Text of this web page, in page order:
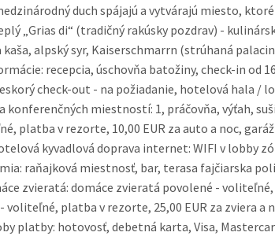
duch spájajú a vytvárajú miesto,
„Grias di“ (tradičný rakúsky pozdrav) -
alpský syr, Kaiserschmarrn (strúhaná
recepcia, úschovňa batožiny, check-in od
check-out - na požiadanie, hotelová hala /
konferenčných miestností: 1, práčovňa, výťah,
platba v rezorte, 10,00 EUR za auto a noc,
kyvadlová doprava internet: WIFI v lobby
raňajková miestnosť, bar, terasa fajčiarska
zvieratá: domáce zvieratá povolené -
voliteľné, platba v rezorte, 25,00 EUR za zviera a
platby: hotovosť, debetná karta, Visa,